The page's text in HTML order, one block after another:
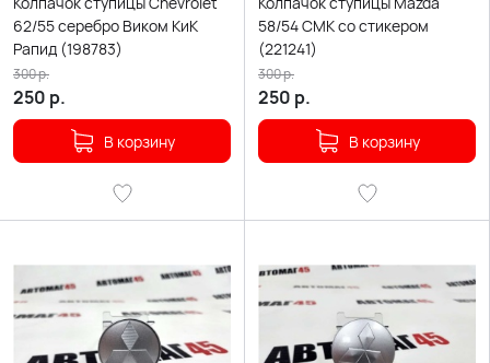
62/55 серебро Виком КиК
Рапид (198783)
250 р.
300р.
В корзину
58/54 СМК со стикером
(221241)
250 р.
300р.
В корзину